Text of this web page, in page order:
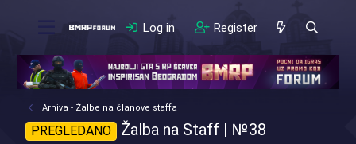
Log in Register
Arhiva - Žalbe na članove staffa
PREGLEDANO Žalba na Staff | №38